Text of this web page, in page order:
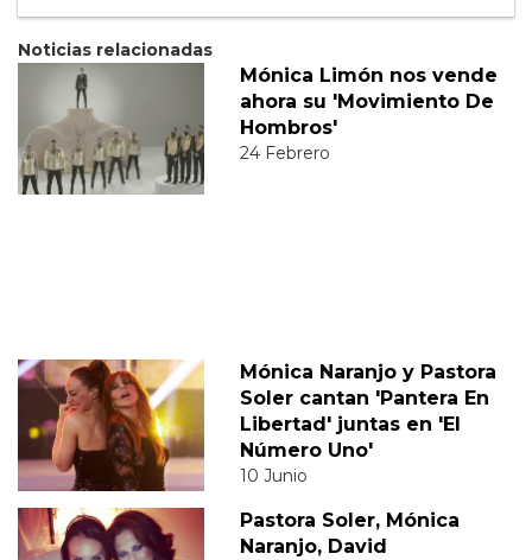
Noticias relacionadas
Mónica Limón nos vende
ahora su 'Movimiento De
Hombros'
24 Febrero
Mónica Naranjo y Pastora
Soler cantan 'Pantera En
Libertad' juntas en 'El
Número Uno'
10 Junio
Pastora Soler, Mónica
Naranjo, David